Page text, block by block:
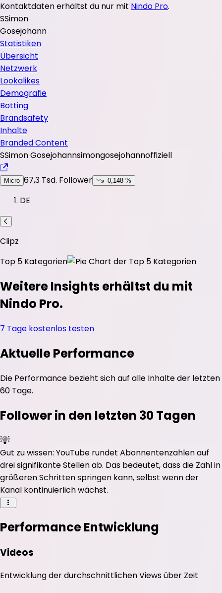
Kontaktdaten erhältst du nur mit Nindo Pro.
SSimon
Gosejohann
Statistiken
Übersicht
Netzwerk
Lookalikes
Demografie
Botting
Brandsafety
Inhalte
Branded Content
SSimon Gosejohannsimongosejohannoffiziell
Micro 67,3 Tsd. Follower -0,148 %
DE
Clipz
Top 5 Kategorien
Weitere Insights erhältst du mit
Nindo Pro.
7 Tage kostenlos testen
Aktuelle Performance
Die Performance bezieht sich auf alle Inhalte der letzten
60 Tage.
Follower in den letzten 30 Tagen
Gut zu wissen: YouTube rundet Abonnentenzahlen auf
drei signifikante Stellen ab. Das bedeutet, dass die Zahl in
größeren Schritten springen kann, selbst wenn der
Kanal kontinuierlich wächst.
Performance Entwicklung
Videos
Entwicklung der durchschnittlichenViewsüber Zeit